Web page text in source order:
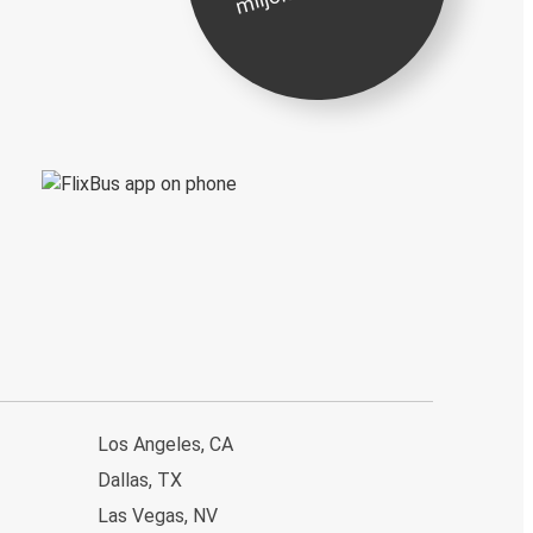
Los Angeles, CA
Dallas, TX
Las Vegas, NV